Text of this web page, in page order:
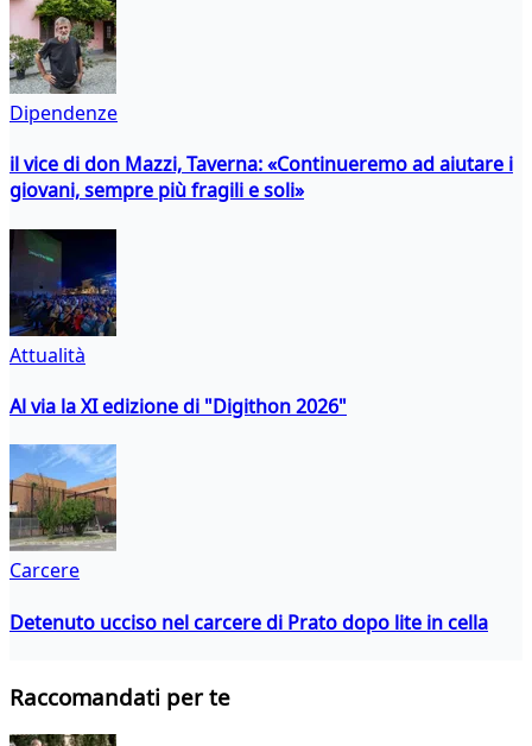
Dipendenze
il vice di don Mazzi, Taverna: «Continueremo ad aiutare i
giovani, sempre più fragili e soli»
Attualità
Al via la XI edizione di "Digithon 2026"
Carcere
Detenuto ucciso nel carcere di Prato dopo lite in cella
Raccomandati per te